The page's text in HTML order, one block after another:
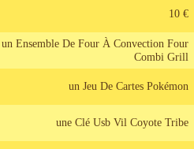
10 €
un Ensemble De Four À Convection Four
Combi Grill
un Jeu De Cartes Pokémon
une Clé Usb Vil Coyote Tribe